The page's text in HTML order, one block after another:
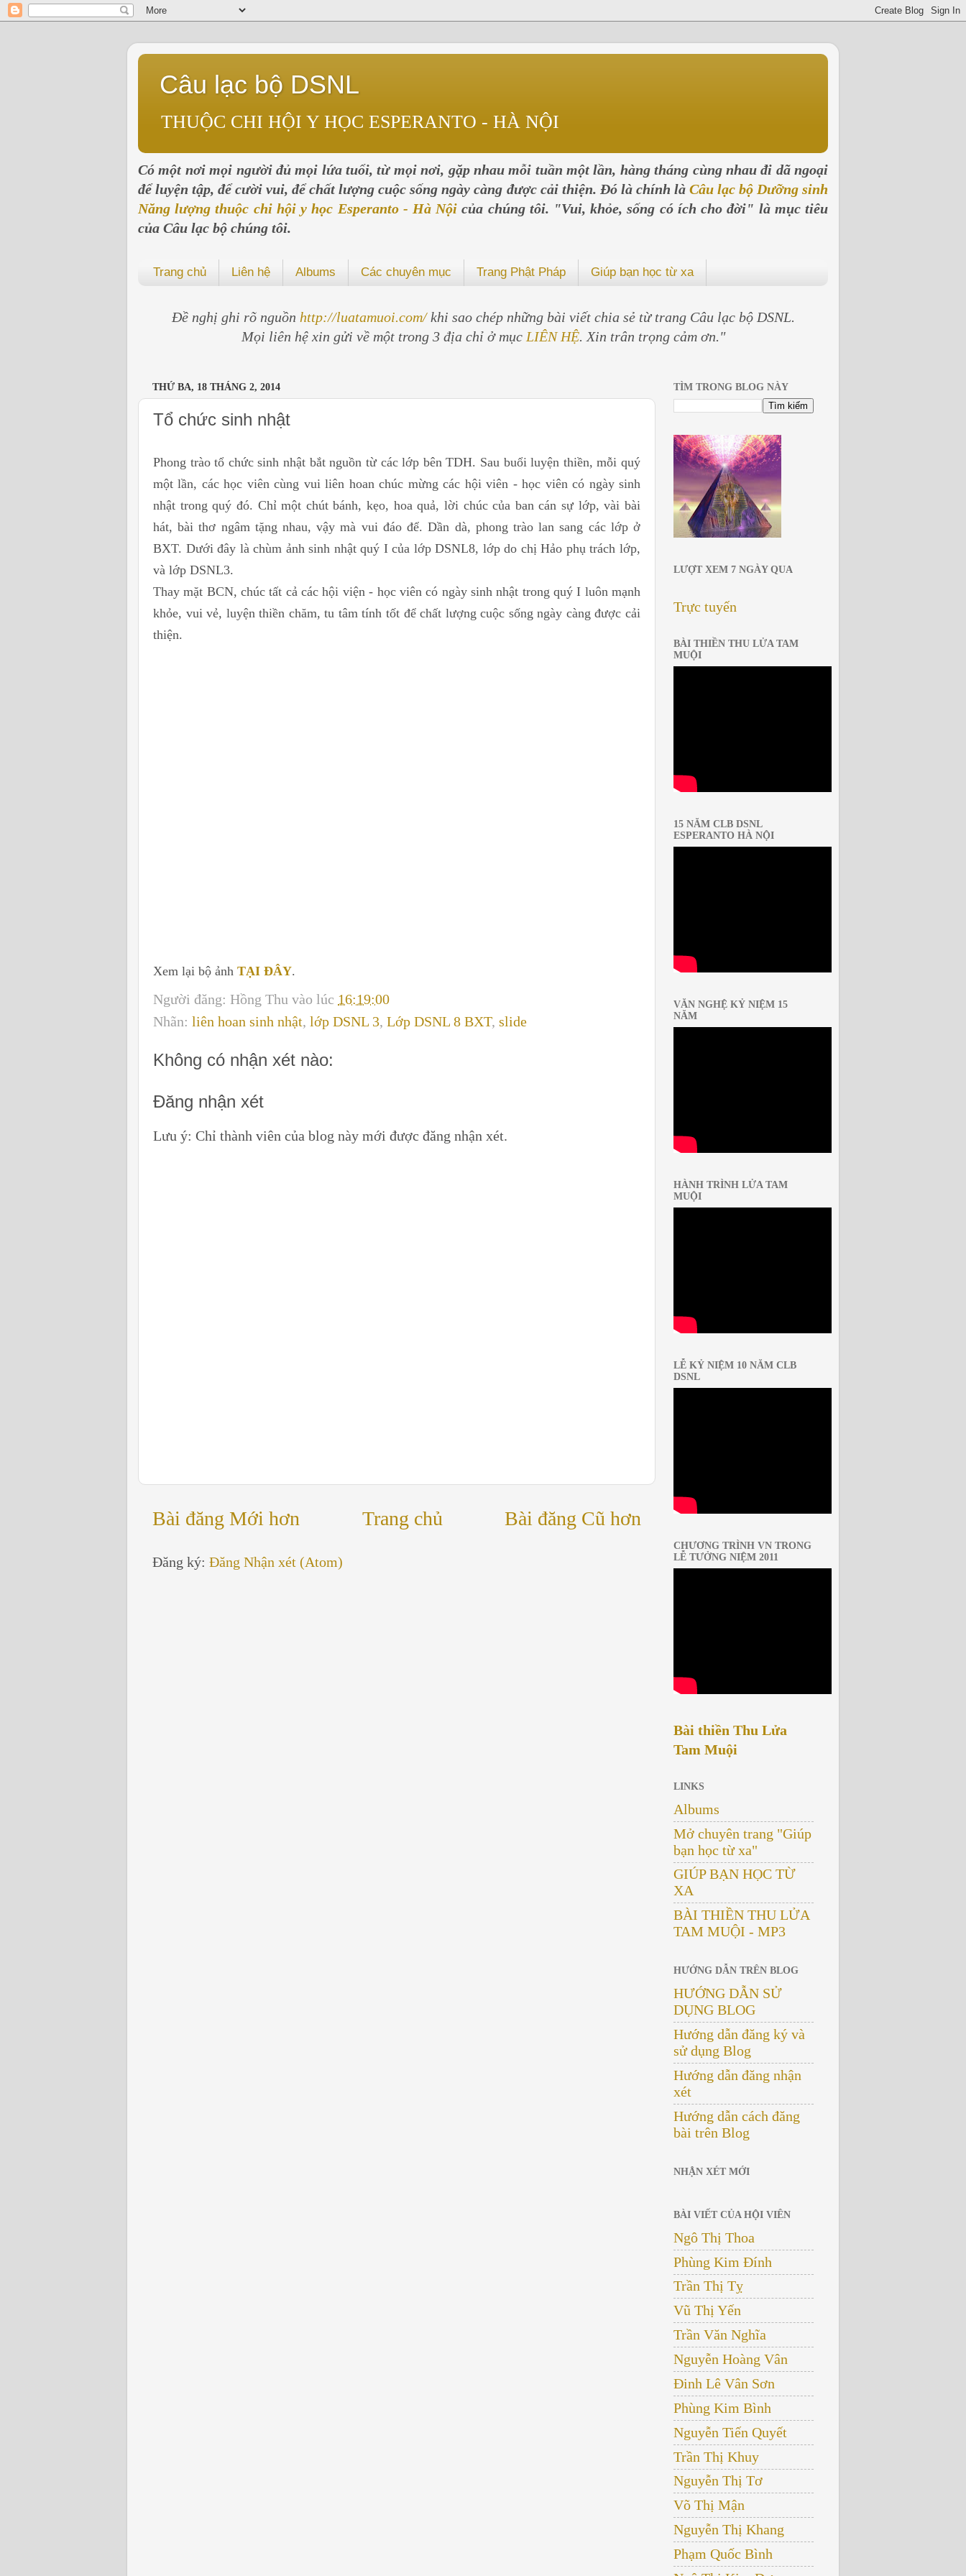
Câu lạc bộ DSNL
THUỘC CHI HỘI Y HỌC ESPERANTO - HÀ NỘI
Có một nơi mọi người đủ mọi lứa tuổi, từ mọi nơi, gặp nhau mỗi tuần một lần, hàng tháng cùng nhau đi dã ngoại
để luyện tập, để cười vui, để chất lượng cuộc sống ngày càng được cải thiện. Đó là chính là Câu lạc bộ Dưỡng sinh
Năng lượng thuộc chi hội y học Esperanto - Hà Nội của chúng tôi. "Vui, khỏe, sống có ích cho đời" là mục tiêu
của Câu lạc bộ chúng tôi.
Trang chủ Liên hệ Albums Các chuyên mục Trang Phật Pháp Giúp bạn học từ xa
Đề nghị ghi rõ nguồn http://luatamuoi.com/khi sao chép những bài viết chia sẻ từ trang Câu lạc bộ DSNL.
Mọi liên hệ xin gửi về một trong 3 địa chỉ ở mục LIÊN HỆ. Xin trân trọng cảm ơn."
THỨ BA, 18 THÁNG 2, 2014
Tổ chức sinh nhật
Phong trào tổ chức sinh nhật bắt nguồn từ các lớp bên TDH. Sau buổi luyện thiền, mỗi quý
một lần, các học viên cùng vui liên hoan chúc mừng các hội viên - học viên có ngày sinh
nhật trong quý đó. Chỉ một chút bánh, kẹo, hoa quả, lời chúc của ban cán sự lớp, vài bài
hát, bài thơ ngâm tặng nhau, vậy mà vui đáo để. Dần dà, phong trào lan sang các lớp ở
BXT. Dưới đây là chùm ảnh sinh nhật quý I của lớp DSNL8, lớp do chị Hảo phụ trách lớp,
và lớp DSNL3.
Thay mặt BCN, chúc tất cả các hội viện - học viên có ngày sinh nhật trong quý I luôn mạnh
khỏe, vui vẻ, luyện thiền chăm, tu tâm tính tốt để chất lượng cuộc sống ngày càng được cải
thiện.
Xem lại bộ ảnh TẠI ĐÂY.
Người đăng: Hồng Thu vào lúc 16:19:00
Nhãn: liên hoan sinh nhật, lớp DSNL 3, Lớp DSNL 8 BXT, slide
Không có nhận xét nào:
Đăng nhận xét
Lưu ý: Chỉ thành viên của blog này mới được đăng nhận xét.
Bài đăng Mới hơn Bài đăng Cũ hơn
Trang chủ
Đăng ký: Đăng Nhận xét (Atom)
TÌM TRONG BLOG NÀY
LƯỢT XEM 7 NGÀY QUA
Trực tuyến
BÀI THIỀN THU LỬA TAM
MUỘI
15 NĂM CLB DSNL
ESPERANTO HÀ NỘI
VĂN NGHỆ KỶ NIỆM 15
NĂM
HÀNH TRÌNH LỬA TAM
MUỘI
LỄ KỶ NIỆM 10 NĂM CLB
DSNL
CHƯƠNG TRÌNH VN TRONG
LỄ TƯỞNG NIỆM 2011
Bài thiền Thu Lửa
Tam Muội
LINKS
Albums
Mở chuyên trang "Giúp
bạn học từ xa"
GIÚP BẠN HỌC TỪ
XA
BÀI THIỀN THU LỬA
TAM MUỘI - MP3
HƯỚNG DẪN TRÊN BLOG
HƯỚNG DẪN SỬ
DỤNG BLOG
Hướng dẫn đăng ký và
sử dụng Blog
Hướng dẫn đăng nhận
xét
Hướng dẫn cách đăng
bài trên Blog
NHẬN XÉT MỚI
BÀI VIẾT CỦA HỘI VIÊN
Ngô Thị Thoa
Phùng Kim Đính
Trần Thị Tỵ
Vũ Thị Yến
Trần Văn Nghĩa
Nguyễn Hoàng Vân
Đinh Lê Vân Sơn
Phùng Kim Bình
Nguyễn Tiến Quyết
Trần Thị Khuy
Nguyễn Thị Tơ
Võ Thị Mận
Nguyễn Thị Khang
Phạm Quốc Bình